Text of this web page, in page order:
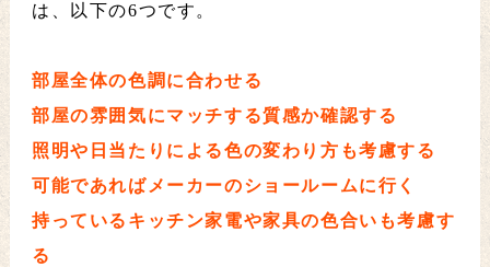
は、以下の6つです。
部屋全体の色調に合わせる
部屋の雰囲気にマッチする質感か確認する
照明や日当たりによる色の変わり方も考慮する
可能であればメーカーのショールームに行く
持っているキッチン家電や家具の色合いも考慮す
る